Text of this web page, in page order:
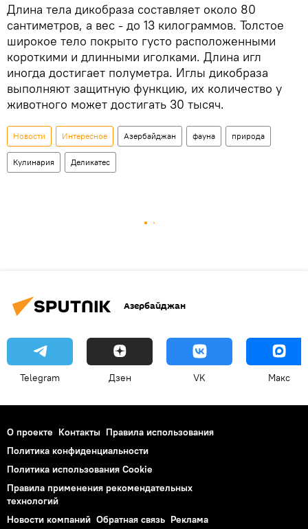
Длина тела дикобраза составляет около 80
сантиметров, а вес - до 13 килограммов. Толстое
широкое тело покрыто густо расположенными
короткими и длинными иголками. Длина игл
иногда достигает полуметра. Иглы дикобраза
выполняют защитную функцию, их количество у
животного может достигать 30 тысяч.
Новости Интересное Азербайджан фауна природа
Кулинария Деликатес
Азербайджан
Telegram Дзен VK Макс
О проекте Контакты Правила использования
Политика конфиденциальности
Политика использования Cookie
Правила применения рекомендательных
технологий
Новости компаний Обратная связь Реклама